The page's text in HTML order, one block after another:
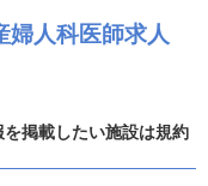
婦人科医師求人
を掲載したい施設は規約